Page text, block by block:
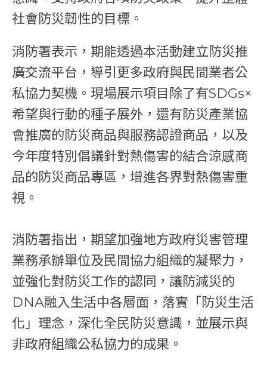
社會防災韌性的目標。
消防署表示，期能透過本活動建立防災推
廣交流平台，導引更多政府與民間業者公
私協力契機。現場展示項目除了有SDGs×
希望與行動的種子展外，還有防災產業協
會推廣的防災商品與服務認證商品，以及
今年度特別倡議針對熱傷害的結合涼感商
品的防災商品專區，增進各界對熱傷害重
視。
消防署指出，期望加強地方政府災害管理
業務承辦單位及民間協力組織的凝聚力，
並強化對防災工作的認同，讓防減災的
DNA融入生活中各層面，落實「防災生活
化」理念，深化全民防災意識，並展示與
非政府組織公私協力的成果。